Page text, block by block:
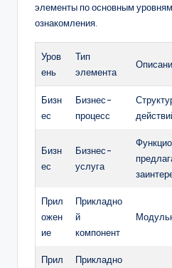
элементы по основным
ознакомления.
Уров
ень
Тип
элемента
Бизн
ес
Бизнес-
процесс
Бизн
ес
Бизнес-
услуга
Прил
ожен
ие
Прикладно
й
компонент
Прил
Прикладно